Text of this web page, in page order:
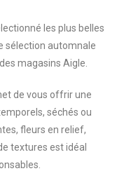
les plus belles
sélection automnale
magasins Aigle.
de vous offrir une
séchés ou
fleurs en relief,
textures est idéal